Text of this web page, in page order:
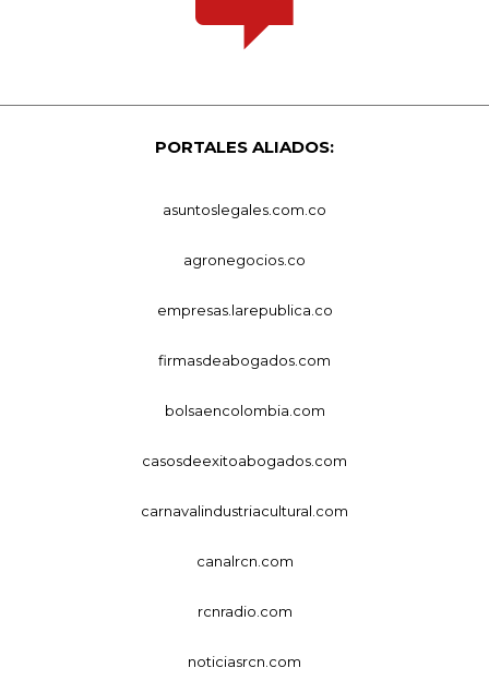
PORTALES ALIADOS:
asuntoslegales.com.co
agronegocios.co
empresas.larepublica.co
firmasdeabogados.com
bolsaencolombia.com
casosdeexitoabogados.com
carnavalindustriacultural.com
canalrcn.com
rcnradio.com
noticiasrcn.com